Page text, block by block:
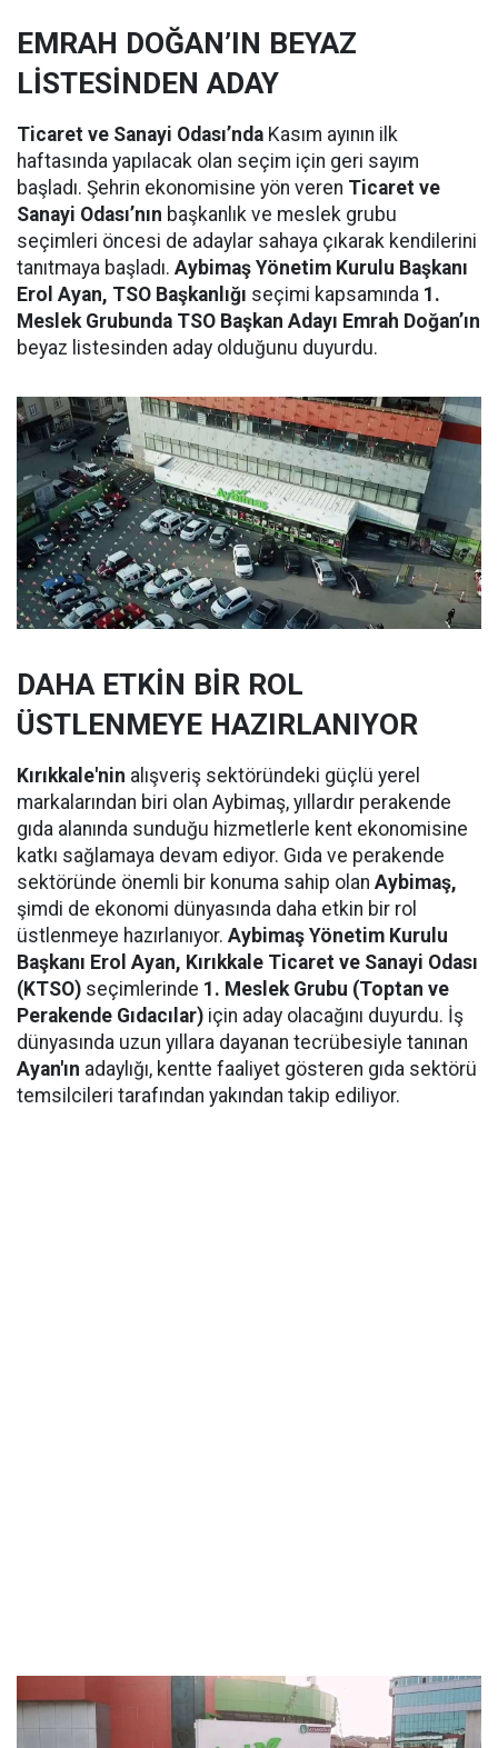
EMRAH DOĞAN’IN BEYAZ
LİSTESİNDEN ADAY
Ticaret ve Sanayi Odası’nda Kasım ayının ilk
haftasında yapılacak olan seçim için geri sayım
başladı. Şehrin ekonomisine yön veren Ticaret ve
Sanayi Odası’nın başkanlık ve meslek grubu
seçimleri öncesi de adaylar sahaya çıkarak kendilerini
tanıtmaya başladı. Aybimaş Yönetim Kurulu Başkanı
Erol Ayan, TSO Başkanlığı seçimi kapsamında 1.
Meslek Grubunda TSO Başkan Adayı Emrah Doğan’ın
beyaz listesinden aday olduğunu duyurdu.
DAHA ETKİN BİR ROL
ÜSTLENMEYE HAZIRLANIYOR
Kırıkkale'nin alışveriş sektöründeki güçlü yerel
markalarından biri olan Aybimaş, yıllardır perakende
gıda alanında sunduğu hizmetlerle kent ekonomisine
katkı sağlamaya devam ediyor. Gıda ve perakende
sektöründe önemli bir konuma sahip olan Aybimaş,
şimdi de ekonomi dünyasında daha etkin bir rol
üstlenmeye hazırlanıyor. Aybimaş Yönetim Kurulu
Başkanı Erol Ayan, Kırıkkale Ticaret ve Sanayi Odası
(KTSO) seçimlerinde 1. Meslek Grubu (Toptan ve
Perakende Gıdacılar) için aday olacağını duyurdu. İş
dünyasında uzun yıllara dayanan tecrübesiyle tanınan
Ayan'ın adaylığı, kentte faaliyet gösteren gıda sektörü
temsilcileri tarafından yakından takip ediliyor.